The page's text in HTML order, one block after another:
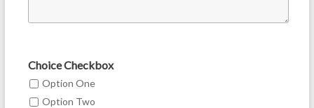
Choice Checkbox
Option One
Option Two